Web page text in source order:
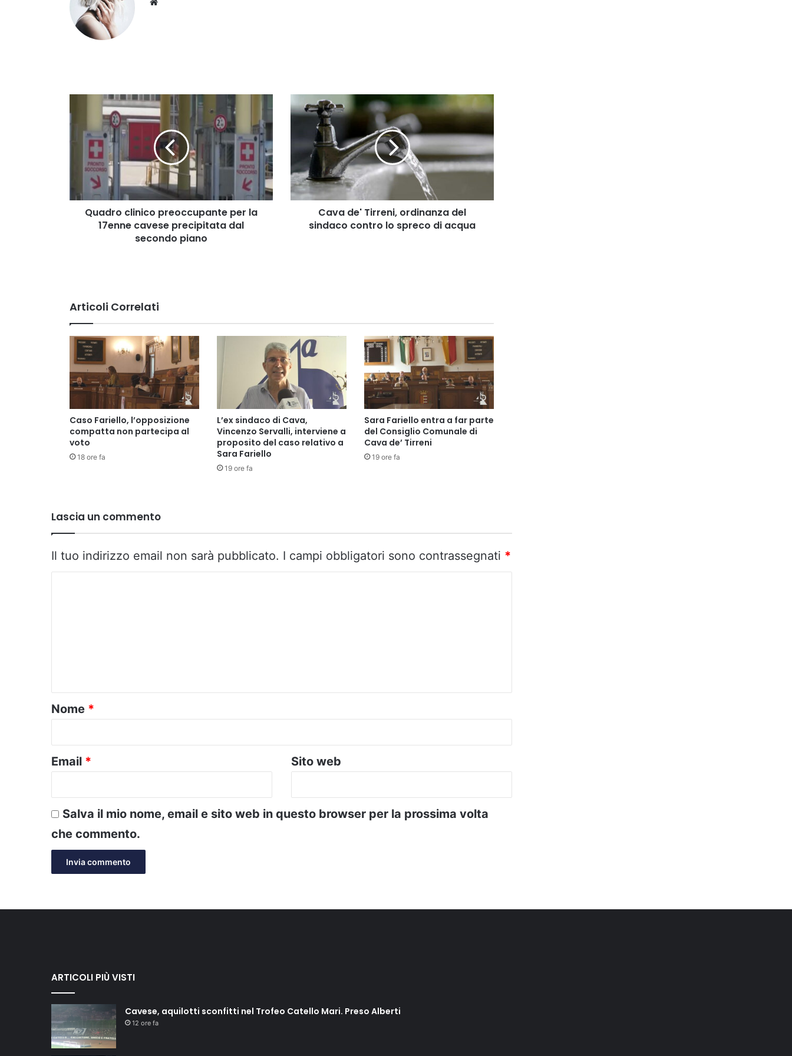
Quadro
clinico
preoccupante
per
17enne
cavese
precipitata
dal
secondo
piano
Quadro clinico preoccupante per la
17enne cavese precipitata dal
secondo piano
Cava
de'
Tirreni,
ordinanza
del
sindaco
contro
lo
spreco
acqua
Cava de' Tirreni, ordinanza del
sindaco contro lo spreco di acqua
Articoli Correlati
Caso Fariello, l’opposizione
compatta non partecipa al
voto
18 ore fa
L’ex sindaco di Cava,
Vincenzo Servalli, interviene a
proposito del caso relativo a
Sara Fariello
19 ore fa
Sara Fariello entra a far parte
del Consiglio Comunale di
Cava de’ Tirreni
19 ore fa
Lascia un commento
Il tuo indirizzo email non sarà pubblicato. I campi obbligatori sono contrassegnati *
o
*
Nome *
Email * Sito web
Salva il mio nome, email e sito web in questo browser per la prossima volta
che commento.
ARTICOLI PIÙ VISTI
Cavese, aquilotti sconfitti nel Trofeo Catello Mari. Preso Alberti
12 ore fa